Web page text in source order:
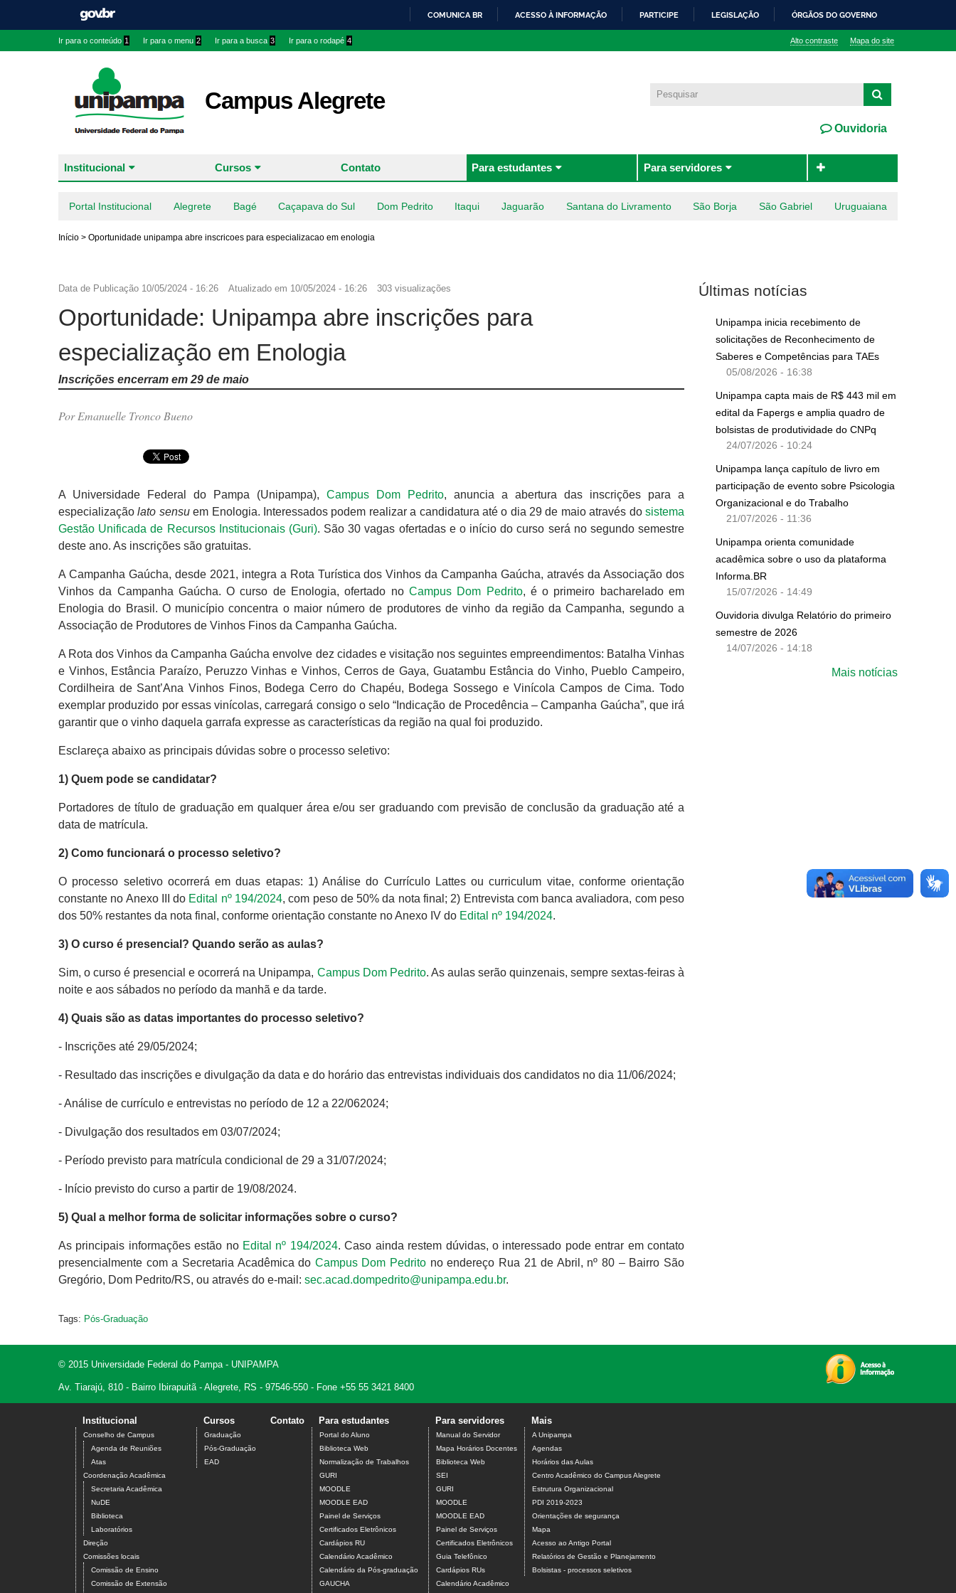
COMUNICA BR ACESSO À INFORMAÇÃO PARTICIPE LEGISLAÇÃO ÓRGÃOS DO GOVERNO
Ir para o conteúdo 1 Ir para o menu 2 Ir para a busca 3 Ir para o rodapé 4 Alto contraste Mapa do site
Campus Alegrete
Ouvidoria
Institucional Cursos Contato Para estudantes Para servidores
Portal Institucional Alegrete Bagé Caçapava do Sul Dom Pedrito Itaqui Jaguarão Santana do Livramento São Borja São Gabriel Uruguaiana
Início > Oportunidade unipampa abre inscricoes para especializacao em enologia
Data de Publicação 10/05/2024 - 16:26 Atualizado em 10/05/2024 - 16:26 303 visualizações
Oportunidade: Unipampa abre inscrições para
especialização em Enologia
Inscrições encerram em 29 de maio
Por Emanuelle Tronco Bueno
A Universidade Federal do Pampa (Unipampa), Campus Dom Pedrito, anuncia a abertura das inscrições para a
especializaçãolato sensuem Enologia. Interessados podem realizar a candidatura até o dia 29 de maio através dosistema
Gestão Unificada de Recursos Institucionais (Guri). São 30 vagas ofertadas e o início do curso será no segundo semestre
deste ano. As inscrições são gratuitas.
A Campanha Gaúcha, desde 2021, integra a Rota Turística dos Vinhos da Campanha Gaúcha, através da Associação dos
Vinhos da Campanha Gaúcha. O curso de Enologia, ofertado no Campus Dom Pedrito, é o primeiro bacharelado em
Enologia do Brasil. O município concentra o maior número de produtores de vinho da região da Campanha, segundo a
Associação de Produtores de Vinhos Finos da Campanha Gaúcha.
A Rota dos Vinhos da Campanha Gaúcha envolve dez cidades e visitação nos seguintes empreendimentos: Batalha Vinhas
e Vinhos, Estância Paraízo, Peruzzo Vinhas e Vinhos, Cerros de Gaya, Guatambu Estância do Vinho, Pueblo Campeiro,
Cordilheira de Sant’Ana Vinhos Finos, Bodega Cerro do Chapéu, Bodega Sossego e Vinícola Campos de Cima. Todo
exemplar produzido por essas vinícolas, carregará consigo o selo “Indicação de Procedência – Campanha Gaúcha”, que irá
garantir que o vinho daquela garrafa expresse as características da região na qual foi produzido.
Esclareça abaixo as principais dúvidas sobre o processo seletivo:
1) Quem pode se candidatar?
Portadores de título de graduação em qualquer área e/ou ser graduando com previsão de conclusão da graduação até a
data de matrícula.
2) Como funcionará o processo seletivo?
O processo seletivo ocorrerá em duas etapas: 1) Análise do Currículo Lattes ou curriculum vitae, conforme orientação
constante no Anexo III do Edital nº 194/2024, com peso de 50% da nota final; 2) Entrevista com banca avaliadora, com peso
dos 50% restantes da nota final, conforme orientação constante no Anexo IV do Edital nº 194/2024.
3) O curso é presencial? Quando serão as aulas?
Sim, o curso é presencial e ocorrerá na Unipampa, Campus Dom Pedrito. As aulas serão quinzenais, sempre sextas-feiras à
noite e aos sábados no período da manhã e da tarde.
4) Quais são as datas importantes do processo seletivo?
- Inscrições até 29/05/2024;
- Resultado das inscrições e divulgação da data e do horário das entrevistas individuais dos candidatos no dia 11/06/2024;
- Análise de currículo e entrevistas no período de 12 a 22/062024;
- Divulgação dos resultados em 03/07/2024;
- Período previsto para matrícula condicional de 29 a 31/07/2024;
- Início previsto do curso a partir de 19/08/2024.
5) Qual a melhor forma de solicitar informações sobre o curso?
As principais informações estão no Edital nº 194/2024. Caso ainda restem dúvidas, o interessado pode entrar em contato
presencialmente com a Secretaria Acadêmica do Campus Dom Pedrito no endereço Rua 21 de Abril, nº 80 – Bairro São
Gregório, Dom Pedrito/RS, ou através do e-mail: sec.acad.dompedrito@unipampa.edu.br.
Tags: Pós-Graduação
Últimas notícias
Unipampa inicia recebimento de
solicitações de Reconhecimento de
Saberes e Competências para TAEs
05/08/2026 - 16:38
Unipampa capta mais de R$ 443 mil em
edital da Fapergs e amplia quadro de
bolsistas de produtividade do CNPq
24/07/2026 - 10:24
Unipampa lança capítulo de livro em
participação de evento sobre Psicologia
Organizacional e do Trabalho
21/07/2026 - 11:36
Unipampa orienta comunidade
acadêmica sobre o uso da plataforma
Informa.BR
15/07/2026 - 14:49
Ouvidoria divulga Relatório do primeiro
semestre de 2026
14/07/2026 - 14:18
Mais notícias
© 2015 Universidade Federal do Pampa - UNIPAMPA
Av. Tiarajú, 810 - Bairro Ibirapuitã - Alegrete, RS - 97546-550 - Fone +55 55 3421 8400
Institucional
Conselho de Campus
Agenda de Reuniões
Atas
Coordenação Acadêmica
Secretaria Acadêmica
NuDE
Biblioteca
Laboratórios
Direção
Comissões locais
Comissão de Ensino
Comissão de Extensão
Cursos
Graduação
Pós-Graduação
EAD
Contato Para estudantes
Portal do Aluno
Biblioteca Web
Normalização de Trabalhos
GURI
MOODLE
MOODLE EAD
Painel de Serviços
Certificados Eletrônicos
Cardápios RU
Calendário Acadêmico
Calendário da Pós-graduação
GAUCHA
Para servidores
Manual do Servidor
Mapa Horários Docentes
Biblioteca Web
SEI
GURI
MOODLE
MOODLE EAD
Painel de Serviços
Certificados Eletrônicos
Guia Telefônico
Cardápios RUs
Calendário Acadêmico
Mais
A Unipampa
Agendas
Horários das Aulas
Centro Acadêmico do Campus Alegrete
Estrutura Organizacional
PDI 2019-2023
Orientações de segurança
Mapa
Acesso ao Antigo Portal
Relatórios de Gestão e Planejamento
Bolsistas - processos seletivos